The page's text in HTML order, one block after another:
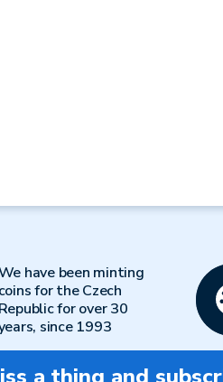
have been minting
for the Czech
for over 30
since 1993